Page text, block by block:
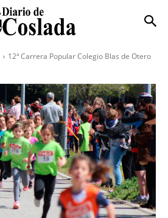
12ª Carrera Popular Colegio Blas de Otero